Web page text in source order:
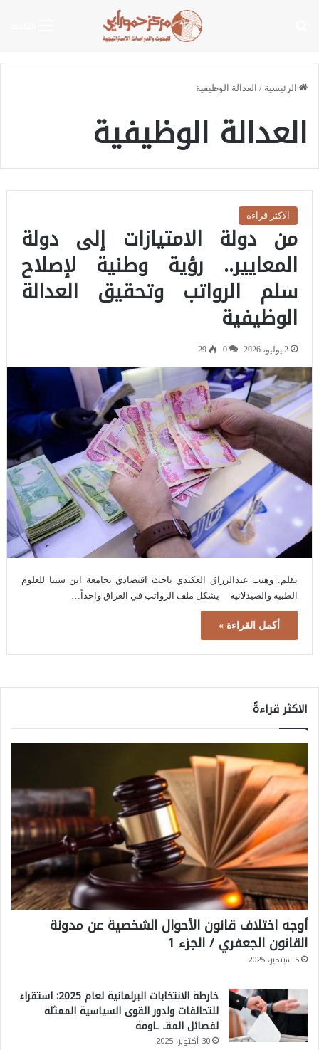
الرئيسية / العدالة الوظيفية
العدالة الوظيفية
الاكثر قراءة
من دولة الامتيازات إلى دولة
المعايير.. رؤية وطنية لإصلاح
سلم الرواتب وتحقيق العدالة
الوظيفية
2 يوليو، 2026 0
29
بقلم: وهيب عبدالرزاق العكيدي باحث اقتصادي بجامعة ابن سينا للعلوم
الطبية والصيدلانية يشكل ملف الرواتب في العراق واحداً…
أكمل القراءة »
الاكثر قراءةً
أوجه اختلاف قانون الأحوال الشخصية عن مدونة
القانون الجعفري / الجزء 1
5 سبتمبر، 2025
خارطة الانتخابات البرلمانية لعام 2025: استقراء
للتحالفات ولدور القوى السياسية الممثلة
لفصائل المقـ ـاومة
30 أكتوبر، 2025